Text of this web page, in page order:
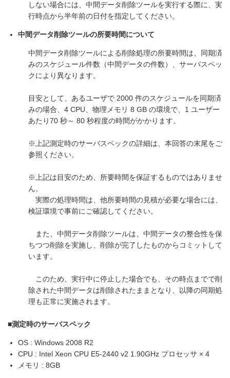
しない場合には、中間データ削除ツールを実行する際に、実
行時点から半年前の日付を指定してください。
中間データ削除ツールの所要時間について
中間データ削除ツールによる削除処理の所要時間は、同期済
みのスケジュール件数（中間データの件数）、サーバスペッ
クにより異なります。
目安として、あるユーザで 2000 件のスケジュールを同期済
みの場合、4 CPU、物理メモリ 8 GB の環境で、1 ユーザー
あたり70 秒～ 80 秒程度の時間がかかります。
※上記測定時のサーバスペックの詳細は、本回答の末尾をご
参照ください。
※上記は目安のため、所要時間を保証するものではありませ
ん。
実際の処理時間は、他所要時間の見積が必要な場合には、
検証環境で事前にご確認してください。
また、中間データ削除ツールは、中間データの整合性を保
ちつつ削除を実施し、削除が完了したものからコミットして
います。
このため、実行中に停止した場合でも、その時点までで削
除された中間データは削除されたままとなり、以降の同期処
理も正常に実施されます。
■測定時のサーバスペック
OS : Windows 2008 R2
CPU : Intel Xeon CPU E5-2440 v2 1.90GHz プロセッサ × 4
メモリ : 8GB